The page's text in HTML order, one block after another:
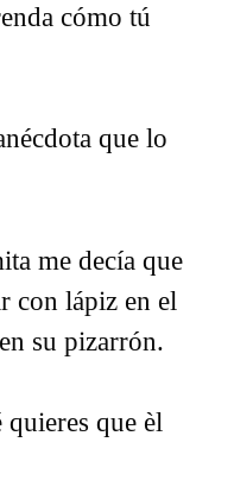
cómo tú
que lo
me decía que
con lápiz en el
su pizarrón.
quieres que èl